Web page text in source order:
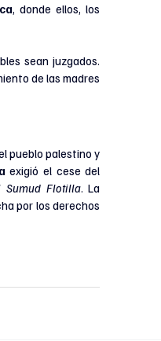
, donde ellos, los
sean juzgados.
de las madres
pueblo palestino y
exigió el cese del
Sumud Flotilla
por los derechos